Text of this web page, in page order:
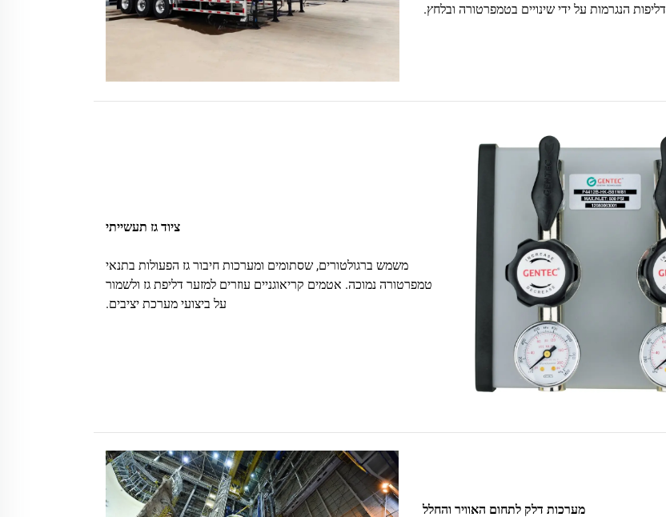
דליפות הנגרמות על ידי שינויים בטמפרטורה ובלחץ.
ציוד גז תעשייתי
משמש ברגולטורים, שסתומים ומערכות חיבור גז הפעולות בתנאי
טמפרטורה נמוכה. אטמים קריאוגניים עוזרים למזער דליפת גז ולשמור
על ביצועי מערכת יציבים.
מערכות דלק לתחום האוויר והחלל